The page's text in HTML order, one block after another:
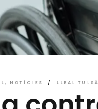
NOTÍCIES LLEAL TULSÀ